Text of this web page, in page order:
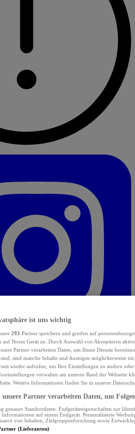
ist uns wichtig
293-Partner speichern und greifen auf
auf Ihrem Gerät zu. Durch Auswahl von Akzeptieren
Partner verarbeiten Daten, um Ihnen Dienste
sind manche Inhalte und Anzeigen möglicherweise
wieder aufrufen, um Ihre Einstellungen zu ändern
verwalten am unteren Rand der Webseite
Weitere Informationen finden Sie in unserer
Partner verarbeiten Daten, um
genauer Standortdaten. Endgeräteeigenschaften zur
auf einem Endgerät. Personalisierte
von Inhalten, Zielgruppenforschung sowie
(Lieferanten)